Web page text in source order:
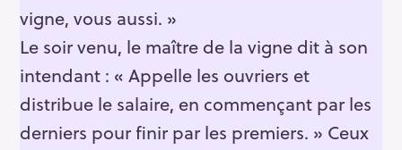
vigne, vous aussi. »
Le soir venu, le maître de la vigne dit à son
intendant : « Appelle les ouvriers et
distribue le salaire, en commençant par les
derniers pour finir par les premiers. » Ceux